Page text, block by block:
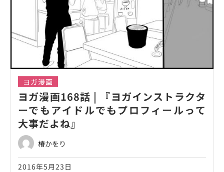
ヨガ漫画
ヨガ漫画168話 | 『ヨガインストラクタ
ーでもアイドルでもプロフィールって
大事だよね』
椿かをり
2016年5月23日